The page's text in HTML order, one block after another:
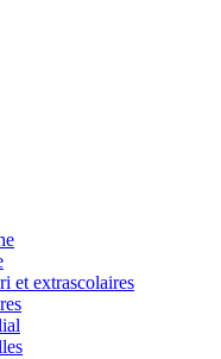
et extrascolaires